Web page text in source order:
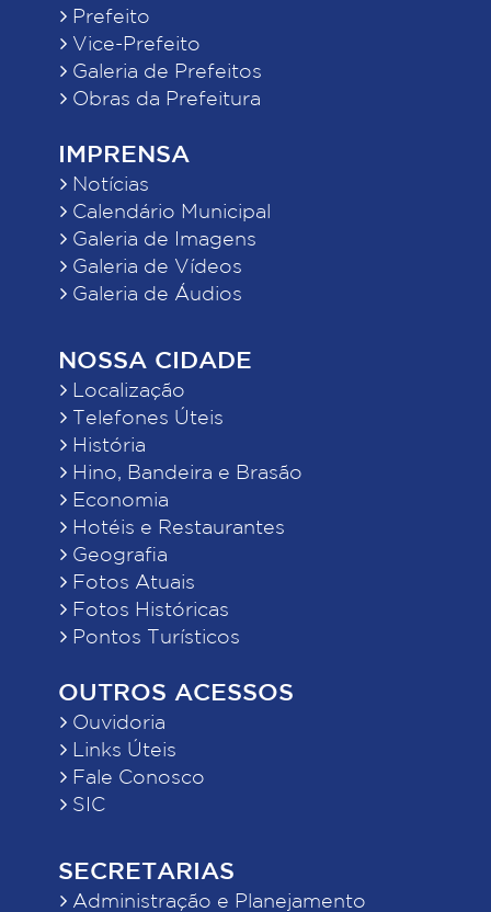
Prefeito
Vice-Prefeito
Galeria de Prefeitos
Obras da Prefeitura
IMPRENSA
Notícias
Calendário Municipal
Galeria de Imagens
Galeria de Vídeos
Galeria de Áudios
NOSSA CIDADE
Localização
Telefones Úteis
História
Hino, Bandeira e Brasão
Economia
Hotéis e Restaurantes
Geografia
Fotos Atuais
Fotos Históricas
Pontos Turísticos
OUTROS ACESSOS
Ouvidoria
Links Úteis
Fale Conosco
SIC
SECRETARIAS
Administração e Planejamento